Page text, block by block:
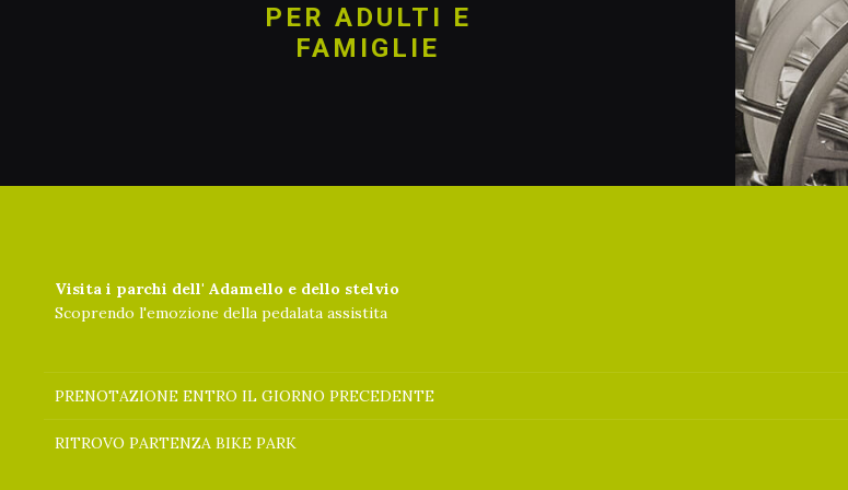
PER ADULTI E
FAMIGLIE
Visita i parchi dell' Adamello e dello stelvio
Scoprendo l'emozione della pedalata assistita
PRENOTAZIONE ENTRO IL GIORNO PRECEDENTE
RITROVO PARTENZA BIKE PARK